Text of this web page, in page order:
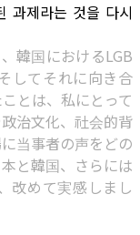
과제라는 것을 다시
韓国におけるLGB
してそれに向き合
とは、私にとって
治文化、社会的背
当事者の声をどの
と韓国、さらには
改めて実感しまし